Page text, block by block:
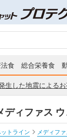
食 総合栄養食
生した地震による
ディファス
トライン
メディフ